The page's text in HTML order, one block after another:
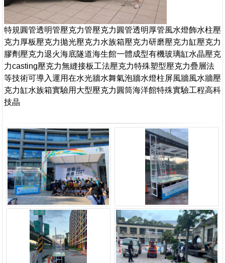
特規圓管透明管壓克力管壓克力圓管透明厚管風水燈飾水柱壓
克力厚板壓克力拋光壓克力水族箱壓克力研磨壓克力缸壓克力
膠劑壓克力退火海底隧道海生館一體成型有機玻璃缸水晶壓克
力casting壓克力無縫接板工法壓克力特殊塑型壓克力疊層法
等技術可導入運用在水光牆水舞氣泡牆水燈柱屏風牆風水牆壓
克力缸水族箱實驗用大型壓克力圓筒海洋館特殊實驗工程高科
技晶